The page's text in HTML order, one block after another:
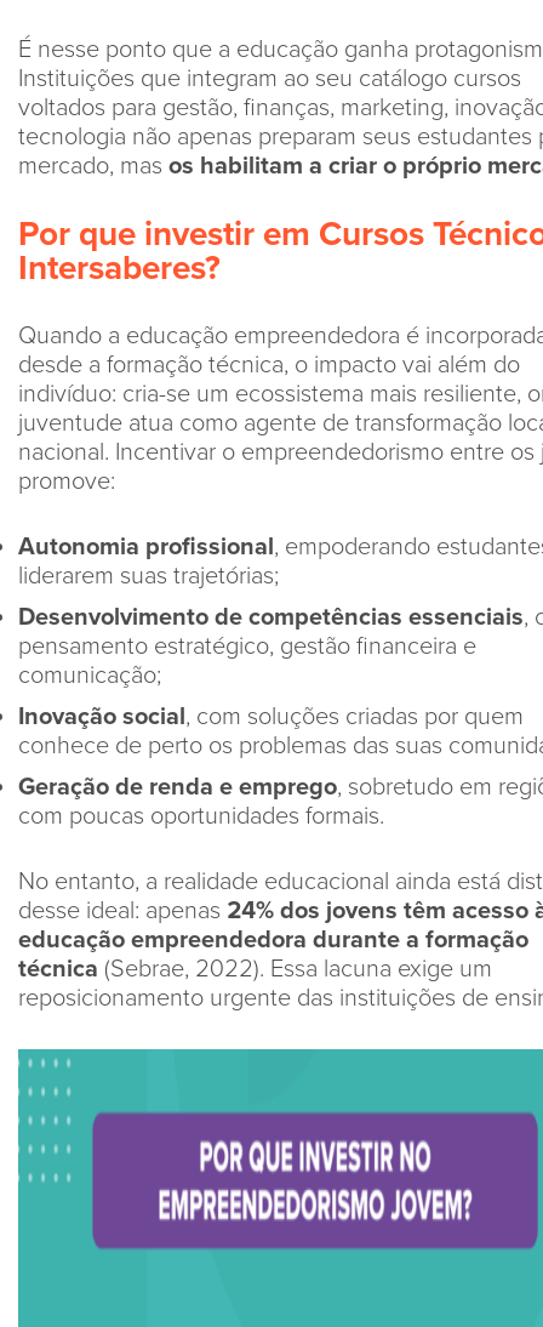
É nesse ponto que a educação ganha
Instituições que integram ao seu catálogo cursos
voltados para gestão, finanças, marketing,
tecnologia não apenas preparam seus estudantes
mercado, mas os habilitam a criar o próprio
Por que investir em Cursos
Intersaberes?
Quando a educação empreendedora é
desde a formação técnica, o impacto vai além do
indivíduo: cria-se um ecossistema mais resiliente,
juventude atua como agente de transformação
nacional. Incentivar o empreendedorismo entre os
promove:
Autonomia profissional, empoderando
liderarem suas trajetórias;
Desenvolvimento de competências essenciais,
pensamento estratégico, gestão financeira e
comunicação;
Inovação social, com soluções criadas por quem
conhece de perto os problemas das suas
Geração de renda e emprego, sobretudo em
com poucas oportunidades formais.
No entanto, a realidade educacional ainda está
desse ideal: apenas 24% dos jovens têm acesso
educação empreendedora durante a formação
técnica (Sebrae, 2022). Essa lacuna exige um
reposicionamento urgente das instituições de